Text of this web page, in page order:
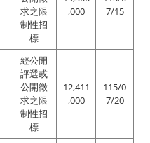
求之限
制性招
標
,000
7/15
經公開
評選或
公開徵
求之限
制性招
標
12,411
,000
115/0
7/20